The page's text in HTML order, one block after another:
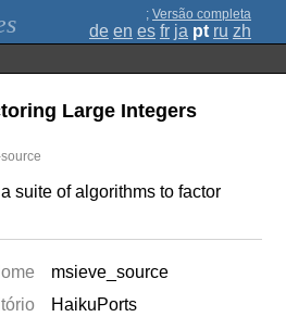
; Versão completa
de en es fr ja pt ru zh
Large Integers
suite of algorithms to factor
msieve_source
HaikuPorts